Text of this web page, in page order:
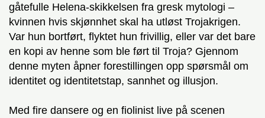
gåtefulle Helena-skikkelsen fra gresk mytologi –
kvinnen hvis skjønnhet skal ha utløst Trojakrigen.
Var hun bortført, flyktet hun frivillig, eller var det bare
en kopi av henne som ble ført til Troja? Gjennom
denne myten åpner forestillingen opp spørsmål om
identitet og identitetstap, sannhet og illusjon.
Med fire dansere og en fiolinist live på scenen